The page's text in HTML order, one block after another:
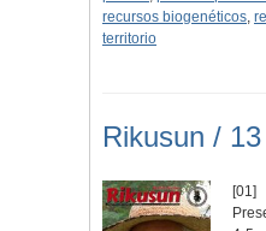
recursos biogenéticos,
territorio
Rikusun / 13
[01]